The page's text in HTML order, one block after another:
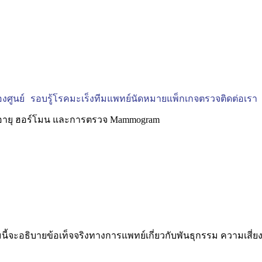
ศูนย์ รอบรู้โรคมะเร็งทีมแพทย์นัดหมายแพ็กเกจตรวจติดต่อเรา
ะอธิบายข้อเท็จจริงทางการแพทย์เกี่ยวกับพันธุกรรม ความเสี่ยง